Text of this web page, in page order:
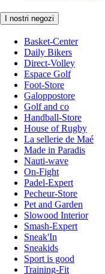
I nostri negozi
Basket-Center
Daily Bikers
Direct-Volley
Espace Golf
Foot-Store
Galoppostore
Golf and co
Handball-Store
House of Rugby
La sellerie de Maé
Made in Paradis
Nauti-wave
On-Fight
Padel-Expert
Pecheur-Store
Pet and Garden
Slowood Interior
Smash-Expert
Sneak'In
Sneakids
Sport is good
Training-Fit